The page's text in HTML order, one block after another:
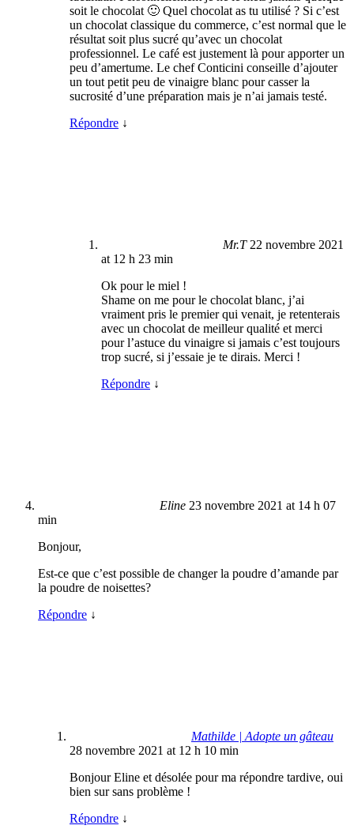
soit le chocolat 🙂 Quel chocolat as tu utilisé ? Si c’est
un chocolat classique du commerce, c’est normal que le
résultat soit plus sucré qu’avec un chocolat
professionnel. Le café est justement là pour apporter un
peu d’amertume. Le chef Conticini conseille d’ajouter
un tout petit peu de vinaigre blanc pour casser la
sucrosité d’une préparation mais je n’ai jamais testé.
Répondre ↓
Mr.T 22 novembre 2021
at 12 h 23 min
Ok pour le miel !
Shame on me pour le chocolat blanc, j’ai
vraiment pris le premier qui venait, je retenterais
avec un chocolat de meilleur qualité et merci
pour l’astuce du vinaigre si jamais c’est toujours
trop sucré, si j’essaie je te dirais. Merci !
Répondre ↓
Eline 23 novembre 2021 at 14 h 07
min
Bonjour,
Est-ce que c’est possible de changer la poudre d’amande par
la poudre de noisettes?
Répondre ↓
Mathilde | Adopte un gâteau
28 novembre 2021 at 12 h 10 min
Bonjour Eline et désolée pour ma répondre tardive, oui
bien sur sans problème !
Répondre ↓